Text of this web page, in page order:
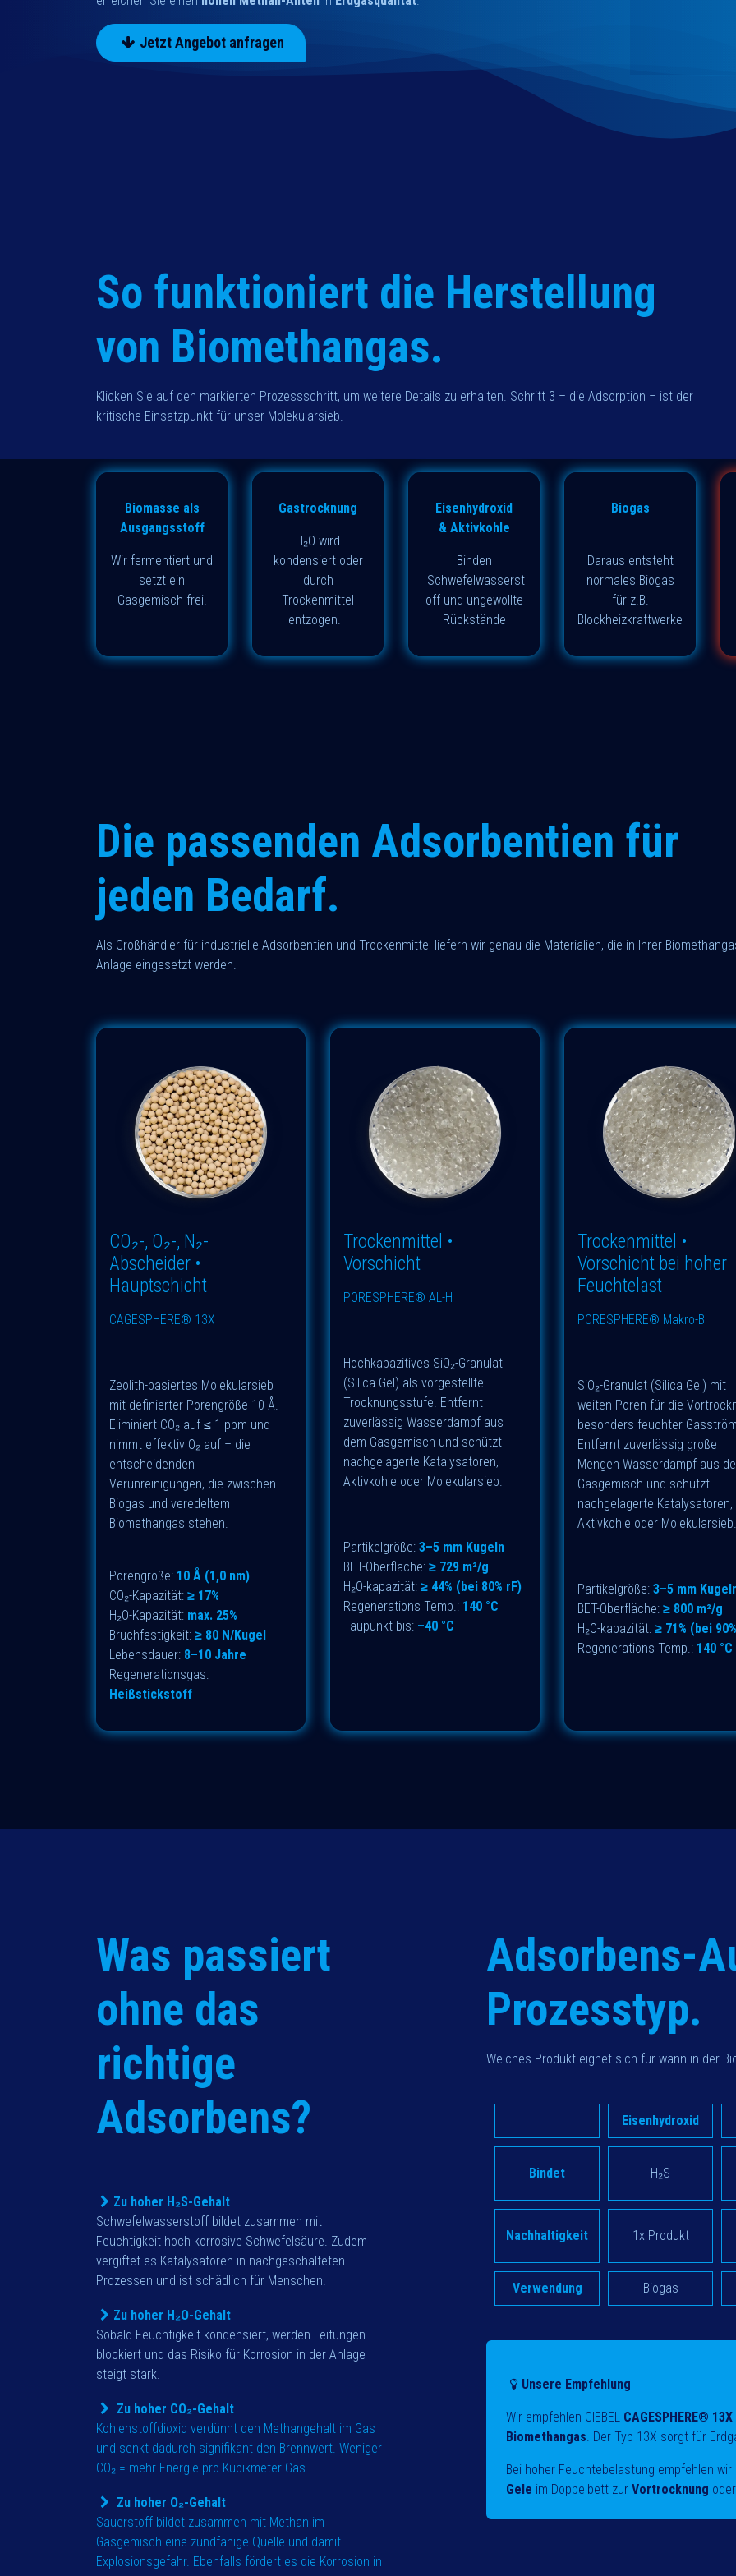
Jetzt Angebot anfragen
So funktioniert die Herstellung
von Biomethangas.
Klicken Sie auf den markierten Prozessschritt, um weitere Details zu erhalten. Schritt 3 – die Adsorption – ist der
kritische Einsatzpunkt für unser Molekularsieb.
Biomasse als
Ausgangsstoff
Wir fermentiert und
setzt ein
Gasgemisch frei.
Gastrocknung
H₂O wird
kondensiert oder
durch
Trockenmittel
entzogen.
Eisenhydroxid
& Aktivkohle
Binden
Schwefelwasserst
off und ungewollte
Rückstände
Biogas
Daraus entsteht
normales Biogas
für z.B.
Blockheizkraftwerke
Die passenden Adsorbentien für
jeden Bedarf.
Als Großhändler für industrielle Adsorbentien und Trockenmittel liefern wir genau die Materialien, die in Ihrer
Anlage eingesetzt werden.
CO₂-, O₂-, N₂-
Abscheider •
Hauptschicht
CAGESPHERE® 13X
Zeolith-basiertes Molekularsieb
mit definierter Porengröße 10 Å.
Eliminiert CO₂ auf ≤ 1 ppm und
nimmt effektiv O₂ auf – die
entscheidenden
Verunreinigungen, die zwischen
Biogas und veredeltem
Biomethangas stehen.
Porengröße: 10 Å (1,0 nm)
CO₂-Kapazität: ≥ 17%
H₂O-Kapazität: max. 25%
Bruchfestigkeit: ≥ 80 N/Kugel
Lebensdauer: 8–10 Jahre
Regenerationsgas:
Heißstickstoff
Trockenmittel •
Vorschicht
PORESPHERE® AL-H
Hochkapazitives SiO₂-Granulat
(Silica Gel) als vorgestellte
Trocknungsstufe. Entfernt
zuverlässig Wasserdampf aus
dem Gasgemisch und schützt
nachgelagerte Katalysatoren,
Aktivkohle oder Molekularsieb.
Partikelgröße: 3–5 mm Kugeln
BET-Oberfläche: ≥ 729 m²/g
H₂O-kapazität: ≥ 44% (bei 80% rF)
Regenerations Temp.: 140 °C
Taupunkt bis: –40 °C
Trockenmittel •
Vorschicht bei hoher
Feuchtelast
PORESPHERE® Makro-B
SiO₂-Granulat (Silica Gel) mit
weiten Poren für die
besonders feuchter
Entfernt zuverlässig große
Mengen Wasserdampf aus
Gasgemisch und schützt
nachgelagerte Katalysatoren,
Aktivkohle oder Molekularsieb.
Partikelgröße: 3–5 mm
BET-Oberfläche: ≥ 800 m²/g
H₂O-kapazität: ≥ 71% (bei
Regenerations Temp.: 140 °C
Was passiert
ohne das
richtige
Adsorbens?
Zu hoher H₂S-Gehalt
Schwefelwasserstoff bildet zusammen mit
Feuchtigkeit hoch korrosive Schwefelsäure. Zudem
vergiftet es Katalysatoren in nachgeschalteten
Prozessen und ist schädlich für Menschen.
Zu hoher H₂O-Gehalt
Sobald Feuchtigkeit kondensiert, werden Leitungen
blockiert und das Risiko für Korrosion in der Anlage
steigt stark.
Zu hoher CO₂-Gehalt
Kohlenstoffdioxid verdünnt den Methangehalt im Gas
und senkt dadurch signifikant den Brennwert. Weniger
CO₂ = mehr Energie pro Kubikmeter Gas.
Zu hoher O₂-Gehalt
Sauerstoff bildet zusammen mit Methan im
Gasgemisch eine zündfähige Quelle und damit
Explosionsgefahr. Ebenfalls fördert es die Korrosion in
Adsorbens-
Prozesstyp.
Welches Produkt eignet sich für wann in der
Eisenhydroxid
Bindet H₂S
Nachhaltigkeit 1x Produkt
Verwendung Biogas
Unsere Empfehlung
Wir empfehlen GIEBEL CAGESPHERE® 13X
Biomethangas. Der Typ 13X sorgt für
Bei hoher Feuchtebelastung empfehlen
Gele im Doppelbett zur Vortrocknung